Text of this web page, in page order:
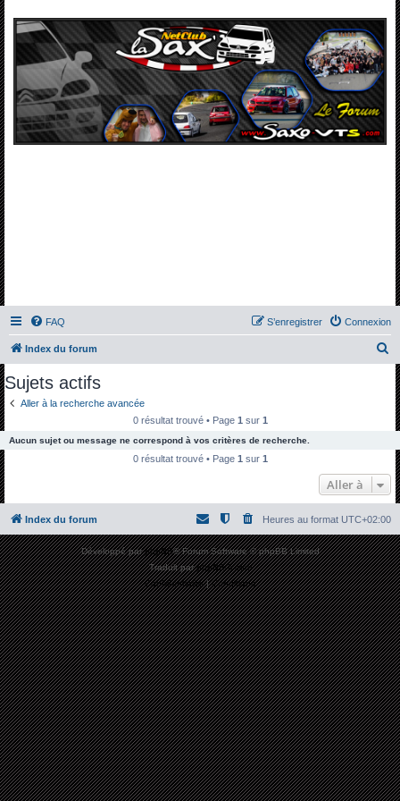
FAQ Connexion
S’enregistrer
Index du forum
c
e
r
Sujets actifs
Aller à la recherche avancée
0 résultat trouvé • Page 1 sur 1
Aucun sujet ou message ne correspond à vos critères de recherche.
0 résultat trouvé • Page 1 sur 1
Aller à
Index du forum Heures au format UTC+02:00
Développé parphpBB® Forum Software © phpBB Limited
Traduit parphpBB-fr.com
Confidentialité|Conditions